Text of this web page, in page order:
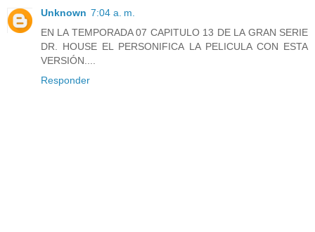
Unknown 7:04 a. m.
EN LA TEMPORADA 07 CAPITULO 13 DE LA GRAN SERIE
DR. HOUSE EL PERSONIFICA LA PELICULA CON ESTA
VERSIÓN....
Responder